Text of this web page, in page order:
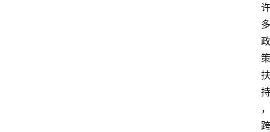
许
多
政
策
扶
持
，
跨